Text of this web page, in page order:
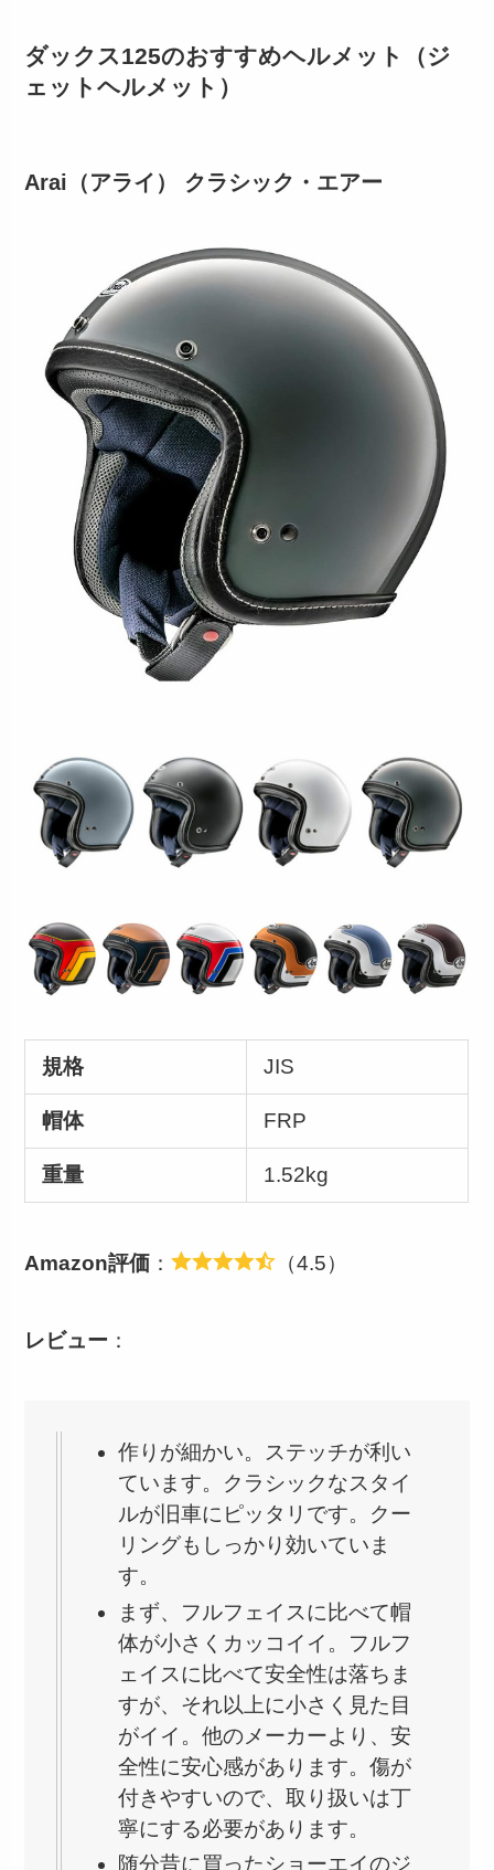
ダックス125のおすすめヘルメット（ジ
ェットヘルメット）
Arai（アライ） クラシック・エアー
規格 JIS
帽体 FRP
重量 1.52kg
Amazon評価 ： （4.5）
レビュー ：
作りが細かい。ステッチが利い
ています。クラシックなスタイ
ルが旧車にピッタリです。クー
リングもしっかり効いていま
す。
まず、フルフェイスに比べて帽
体が小さくカッコイイ。フルフ
ェイスに比べて安全性は落ちま
すが、それ以上に小さく見た目
がイイ。他のメーカーより、安
全性に安心感があります。傷が
付きやすいので、取り扱いは丁
寧にする必要があります。
随分昔に買ったショーエイのジ